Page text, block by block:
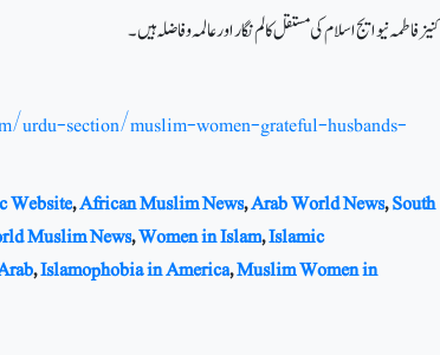
کنیز فاطمہ نیو ایج اسلام کی مستقل کالم نگار اور عالمہ و فاضلہ ہیں۔
urdu-section/muslim-women-grateful-husbands-
Website,African Muslim News,Arab World News,South
Muslim News,Women in Islam,Islamic
,Islamophobia in America,Muslim Women in